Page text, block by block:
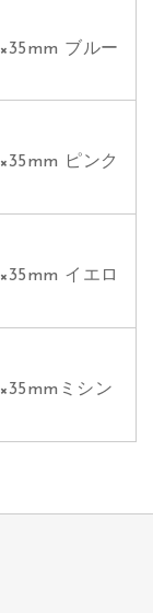
ブルー
ピンク
イエロ
ミシン